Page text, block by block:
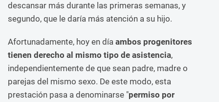
descansar más durante las primeras semanas, y
segundo, que le daría más atención a su hijo.
Afortunadamente, hoy en día ambos progenitores
tienen derecho al mismo tipo de asistencia,
independientemente de que sean padre, madre o
parejas del mismo sexo. De este modo, esta
prestación pasa a denominarse "permiso por